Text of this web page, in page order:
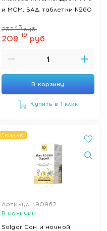
и МСМ, БАД таблетки №60
23243 руб.
209 19 руб.
В корзину
Купить в 1 клик
Скидка
Артикул: 190962
В наличии
Solgar Сон и ночной